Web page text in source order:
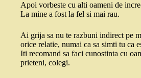
Apoi vorbeste cu alti oameni de
La mine a fost la fel si mai rau.
Ai grija sa nu te razbuni indirect pe
orice relatie, numai ca sa simti tu ca
Iti recomand sa faci cunostinta cu
prieteni, colegi.